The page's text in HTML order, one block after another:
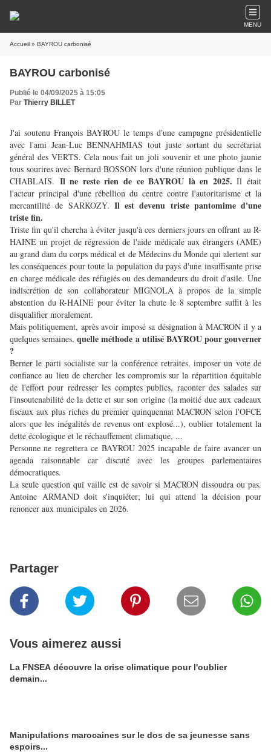
MENU
Accueil » BAYROU carbonisé
BAYROU carbonisé
Publié le 04/09/2025 à 15:05
Par Thierry BILLET
J'ai soutenu François BAYROU le temps d'une campagne présidentielle
avec l'ami Jean-Luc BENNAHMIAS tout juste sortant du secrétariat
général des VERTS. Cela nous fait un joli souvenir et une photo jaunie
tous sourires avec Bernard BOSSON lors d'une réunion publique dans le
CHABLAIS. Il ne reste rien de ce BAYROU là en 2025. Il était
l'acteur principal d'une rébellion du centre contre l'autoritarisme et la
mercantilité de SARKOZY. Il est devenu triste pantomime d'une
triste fin.
Triste fin qu'il chercha à éviter jusqu'à ces derniers jours en offrant au R-
HAINE un projet de régression de l'aide médicale aux étrangers (AME)
au grand dam du corps médical et de Médecins du Monde qui alertent sur
les conséquences pour toute la population du pays d'une insuffisante prise
en charge médicale des réfugiés ou des demandeurs du droit d'asile. Une
indiscrétion de son collaborateur MIGNOLA à propos de la simple
abstention du R-HAINE pour éviter la chute le 8 septembre suffit à les
disqualifier moralement.
Mais politiquement, après avoir imposé sa désignation à MACRON il y a
quelques semaines,quelle méthode a utilisé BAYROU pour gouverner
?
Berner le parti socialiste sur la conférence retraites, imposer un vote de
confiance au lieu de chercher les compromis sur la répartition équitable
de l'effort pour redresser les comptes publics, raconter des salades sur
l'insoutenabilité de la dette et sur son origine (la moitié due aux cadeaux
fiscaux aux plus riches du premier quinquennat MACRON selon l'OFCE
alors que les inégalités de revenus ont explosé...), oublier totalement la
dette écologique et le réchauffement climatique, ...
Personne ne regrettera ce BAYROU 2025 incapable de faire avancer un
agenda raisonnable car discuté avec les groupes parlementaires
démocratiques.
La seule question qui vaille est de savoir si MACRON dissoudra ou pas.
Antoine ARMAND doit s'inquiéter; lui qui attend la décision pour
renoncer aux municipales en 2026.
Partager
Vous aimerez aussi
La FNSEA découvre la crise climatique pour l'oublier
demain...
Manipulations marocaines sur le dos de sa jeunesse sans
espoirs...